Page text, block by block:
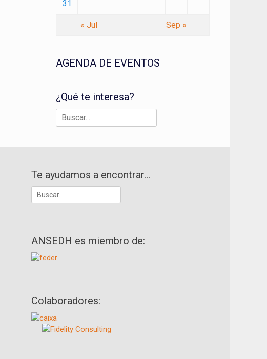
31
« Jul Sep »
AGENDA DE EVENTOS
¿Qué te interesa?
Buscar:
Te ayudamos a encontrar…
Buscar:
ANSEDH es miembro de:
Colaboradores: